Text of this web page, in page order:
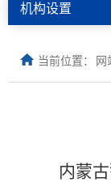
机构设置
当前位置： 网
内蒙